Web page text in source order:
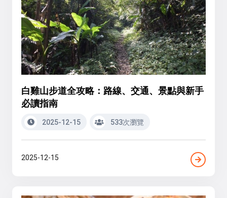
白雞山步道全攻略：路線、交通、景點與新手
必讀指南
2025-12-15 533次瀏覽
2025-12-15